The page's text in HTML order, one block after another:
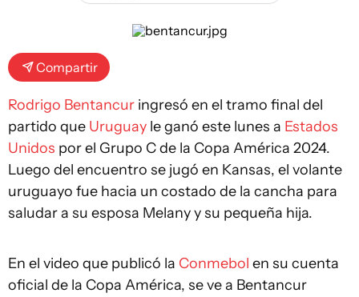
Compartir
Rodrigo Bentancur ingresó en el tramo final del
partido que Uruguay le ganó este lunes a Estados
Unidos por el Grupo C de la Copa América 2024.
Luego del encuentro se jugó en Kansas, el volante
uruguayo fue hacia un costado de la cancha para
saludar a su esposa Melany y su pequeña hija.
En el video que publicó la Conmebol en su cuenta
oficial de la Copa América, se ve a Bentancur